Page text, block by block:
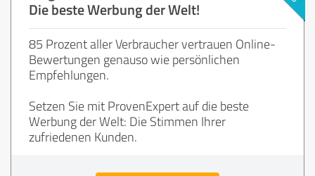
Die beste Werbung der Welt!
85 Prozent aller Verbraucher vertrauen Online-
Bewertungen genauso wie persönlichen
Empfehlungen.
Setzen Sie mit ProvenExpert auf die beste
Werbung der Welt: Die Stimmen Ihrer
zufriedenen Kunden.